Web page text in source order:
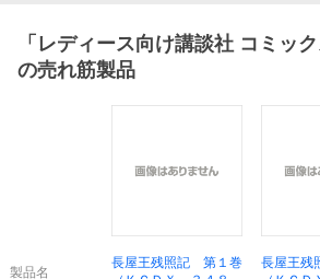
「 レディース向け講談社 コミッ
の売れ筋製品
製品名
長屋王残照記 第１巻
長屋王